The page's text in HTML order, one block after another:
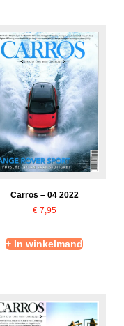
Carros – 04 2022
€7,95
+ In winkelmand